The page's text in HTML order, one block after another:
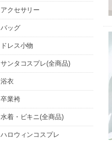
アクセサリー
バッグ
ドレス小物
サンタコスプレ(全商品)
浴衣
卒業袴
水着・ビキニ(全商品)
ハロウィンコスプレ